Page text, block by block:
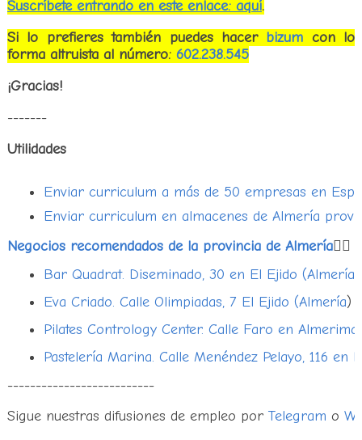
Suscríbete entrando en este enlace: aquí.
Si lo prefieres también puedes hacer bizum con lo
forma altruista al número: 602.238.545
¡Gracias!
-------
Utilidades
Enviar curriculum a más de 50 empresas en
Enviar curriculum en almacenes de Almería
Negocios recomendados de la provincia de Almería👇🏻
Bar Quadrat. Diseminado, 30 en El Ejido (Almería)
Eva Criado. Calle Olimpiadas, 7 El Ejido (Almería)
Pilates Contrology Center. Calle Faro en
Pastelería Marina. Calle Menéndez Pelayo, 116 en
--------------------------
Sigue nuestras difusiones de empleo por Telegram o